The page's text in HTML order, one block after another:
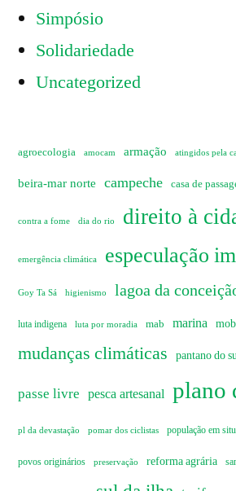
Simpósio
Solidariedade
Uncategorized
agroecologia amocam armação atingidos pela
beira-mar norte campeche casa de
contra a fome dia do rio direito à
emergência climática especulação
Goy Ta Sá higienismo lagoa da
luta indigena luta por moradia mab marina
mudanças climáticas pantano do
passe livre pesca artesanal plano
pl da devastação pomar dos ciclistas população em
povos originários preservação reforma agrária